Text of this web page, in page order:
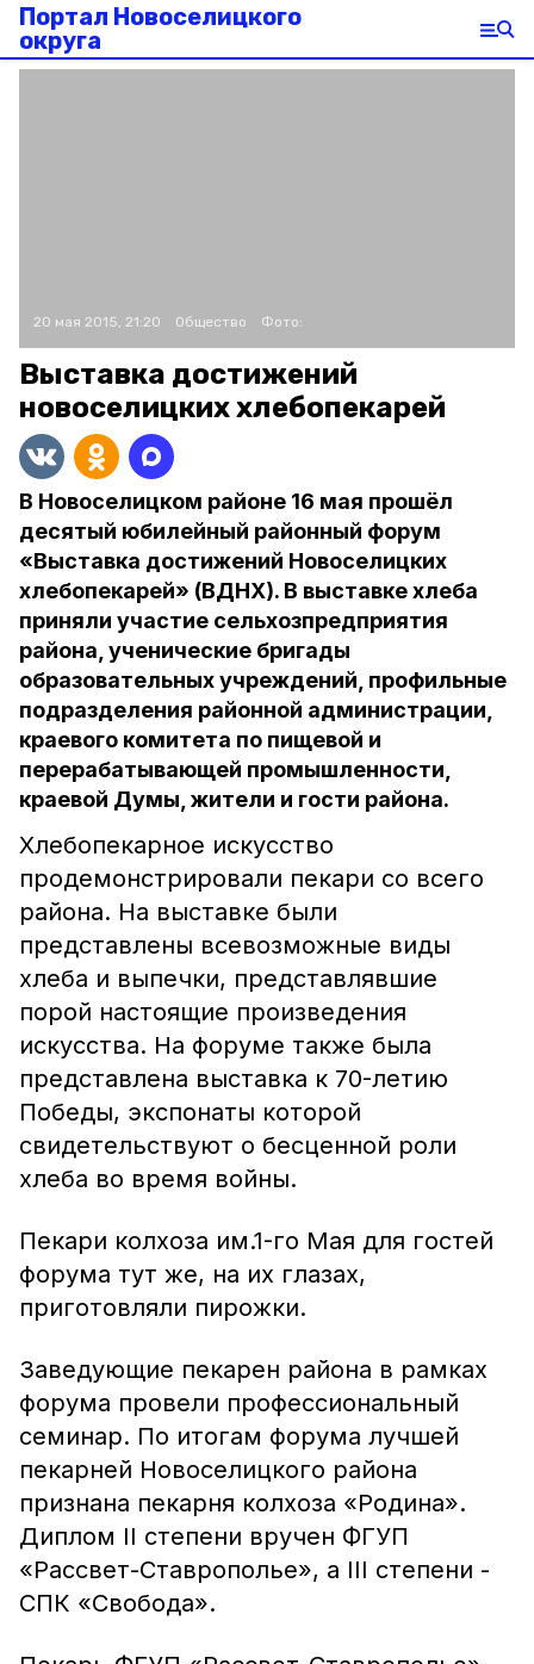
Портал Новоселицкого
округа
20 мая 2015, 21:20 Общество Фото:
Выставка достижений
новоселицких хлебопекарей
В Новоселицком районе 16 мая прошёл
десятый юбилейный районный форум
«Выставка достижений Новоселицких
хлебопекарей» (ВДНХ). В выставке хлеба
приняли участие сельхозпредприятия
района, ученические бригады
образовательных учреждений, профильные
подразделения районной администрации,
краевого комитета по пищевой и
перерабатывающей промышленности,
краевой Думы, жители и гости района.
Хлебопекарное искусство
продемонстрировали пекари со всего
района. На выставке были
представлены всевозможные виды
хлеба и выпечки, представлявшие
порой настоящие произведения
искусства. На форуме также была
представлена выставка к 70-летию
Победы, экспонаты которой
свидетельствуют о бесценной роли
хлеба во время войны.
Пекари колхоза им.1-го Мая для гостей
форума тут же, на их глазах,
приготовляли пирожки.
Заведующие пекарен района в рамках
форума провели профессиональный
семинар. По итогам форума лучшей
пекарней Новоселицкого района
признана пекарня колхоза «Родина».
Диплом II степени вручен ФГУП
«Рассвет-Ставрополье», а III степени -
СПК «Свобода».